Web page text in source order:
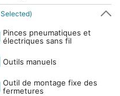
Selected)
Pinces pneumatiques et
électriques sans fil
Outils manuels
Outil de montage fixe des
fermetures